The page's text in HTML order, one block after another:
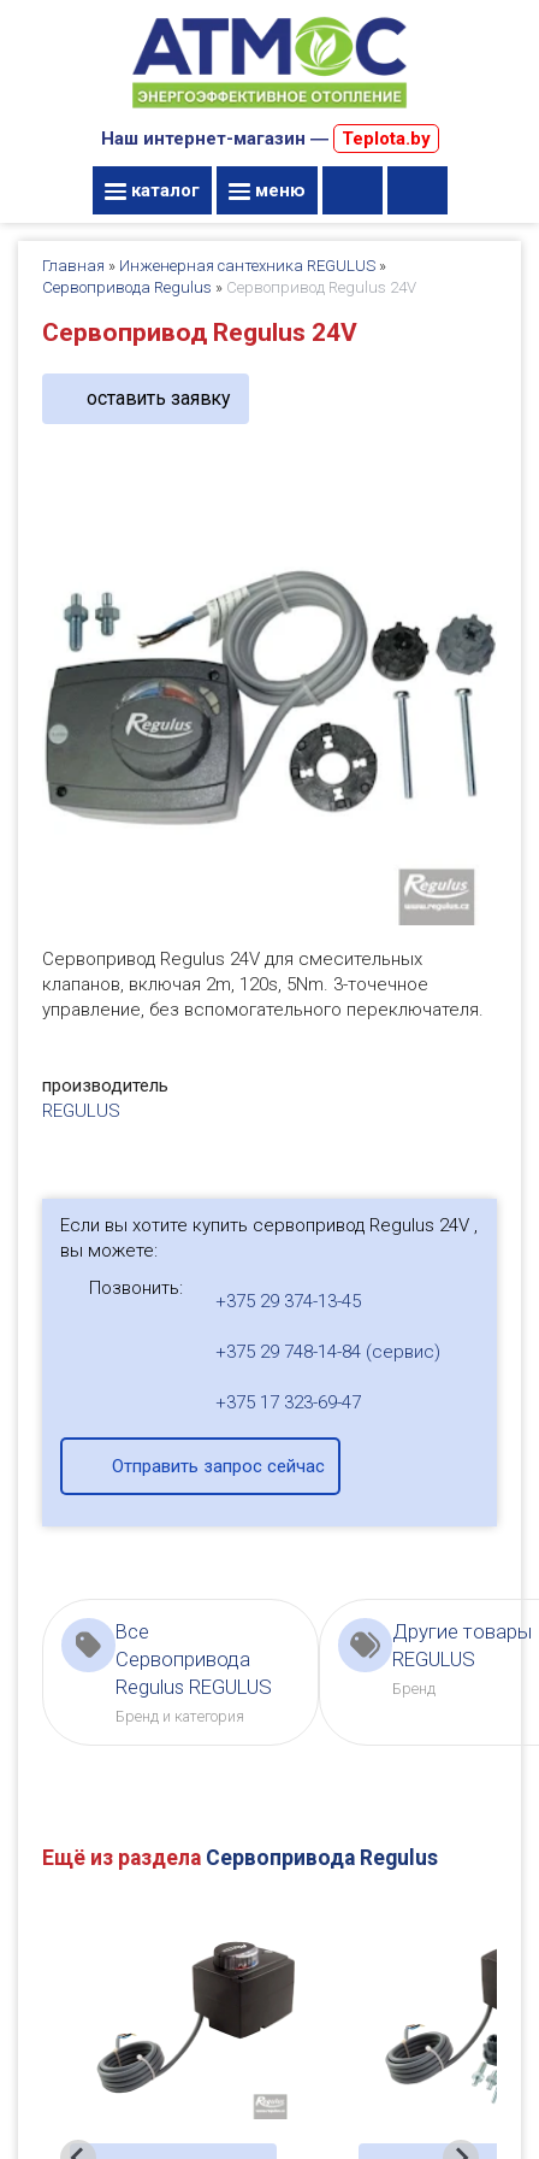
Наш интернет-магазин ― Teplota.by
каталог меню
Главная » Инженерная сантехника REGULUS »
Сервопривода Regulus » Сервопривод Regulus 24V
Сервопривод Regulus 24V
оставить заявку
Сервопривод Regulus 24V для смесительных
клапанов, включая 2m, 120s, 5Nm. 3-точечное
управление, без вспомогательного переключателя.
производитель
REGULUS
Если вы хотите купить сервопривод Regulus 24V ,
вы можете:
Позвонить:
+375 29 374-13-45
+375 29 748-14-84 (сервис)
+375 17 323-69-47
Отправить запрос сейчас
Все
Сервопривода
Regulus REGULUS
Бренд и категория
Другие товары
REGULUS
Бренд
Ещё из раздела Сервопривода Regulus